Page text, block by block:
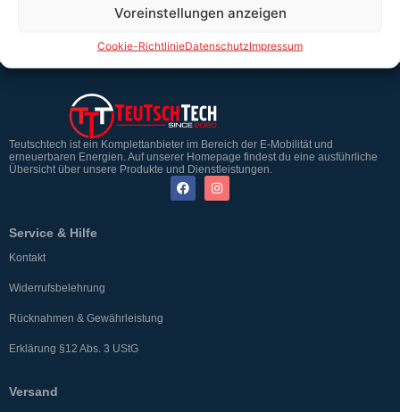
Voreinstellungen anzeigen
Cookie-RichtlinieDatenschutzImpressum
Teutschtech ist ein Komplettanbieter im Bereich der E-Mobilität und
erneuerbaren Energien. Auf unserer Homepage findest du eine ausführliche
Übersicht über unsere Produkte und Dienstleistungen.
Service & Hilfe
Kontakt
Widerrufsbelehrung
Rücknahmen & Gewährleistung
Erklärung §12 Abs. 3 UStG
Versand